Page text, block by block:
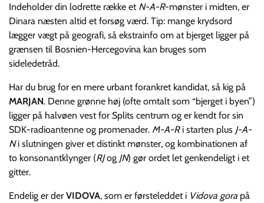
Indeholder din lodrette række et N-A-R-mønster i midten, er
Dinara næsten altid et forsøg værd. Tip: mange krydsord
lægger vægt på geografi, så ekstrainfo om at bjerget ligger på
grænsen til Bosnien-Hercegovina kan bruges som
sideledetråd.
Har du brug for en mere urbant forankret kandidat, så kig på
MARJAN. Denne grønne høj (ofte omtalt som “bjerget i byen”)
ligger på halvøen vest for Splits centrum og er kendt for sin
SDK-radioantenne og promenader. M-A-Ri starten plus J-A-
Ni slutningen giver et distinkt mønster, og kombinationen af
to konsonantklynger (RJog JN) gør ordet let genkendeligt i et
gitter.
Endelig er der VIDOVA, som er førsteleddet i Vidova gora på